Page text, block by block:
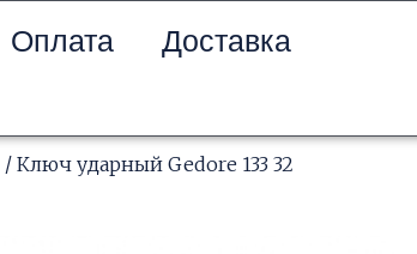
Оплата
Доставка
/ Ключ ударный Gedore 133 32